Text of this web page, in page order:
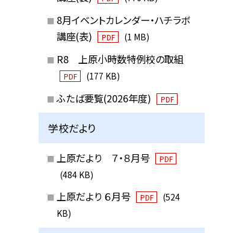
8月イベントカレンダー・ハチラボ
講座(表)
PDF (1 MB)
R8 上原小時数特例校の取組
PDF (177 KB)
ふたば要覧(2026年度) PDF
学校だより
上原だより ７・８月号 PDF
(484 KB)
上原だより ６月号 PDF
(524
KB)